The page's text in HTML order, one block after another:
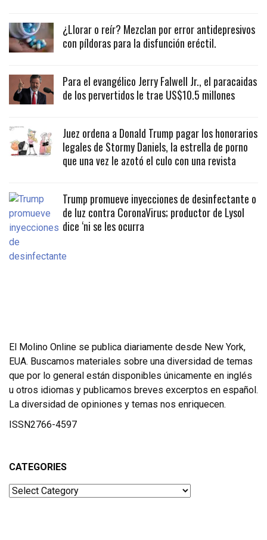
¿Llorar o reír? Mezclan por error antidepresivos
con píldoras para la disfunción eréctil.
Para el evangélico Jerry Falwell Jr., el paracaidas
de los pervertidos le trae US$10.5 millones
Juez ordena a Donald Trump pagar los honorarios
legales de Stormy Daniels, la estrella de porno
que una vez le azotó el culo con una revista
Trump promueve inyecciones de desinfectante o
de luz contra CoronaVirus; productor de Lysol
dice ‘ni se les ocurra
El Molino Online se publica diariamente desde New York,
EUA. Buscamos materiales sobre una diversidad de temas
que por lo general están disponibles únicamente en inglés
u otros idiomas y publicamos breves excerptos en español.
La diversidad de opiniones y temas nos enriquecen.
ISSN2766-4597
CATEGORIES
Categories